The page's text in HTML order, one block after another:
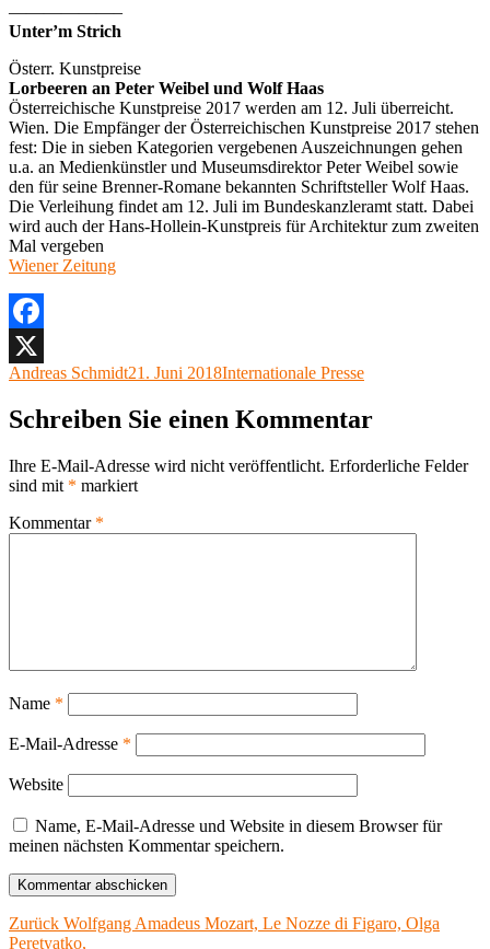
——————–
Unter’m Strich
Österr. Kunstpreise
Lorbeeren an Peter Weibel und Wolf Haas
Österreichische Kunstpreise 2017 werden am 12. Juli überreicht.
Wien. Die Empfänger der Österreichischen Kunstpreise 2017 stehen
fest: Die in sieben Kategorien vergebenen Auszeichnungen gehen
u.a. an Medienkünstler und Museumsdirektor Peter Weibel sowie
den für seine Brenner-Romane bekannten Schriftsteller Wolf Haas.
Die Verleihung findet am 12. Juli im Bundeskanzleramt statt. Dabei
wird auch der Hans-Hollein-Kunstpreis für Architektur zum zweiten
Mal vergeben
Wiener Zeitung
Facebook
X
Autor
Andreas SchmidtVeröffentlicht
21. Juni 2018Kategorien
Internationale Presse
Schreiben Sie einen Kommentar
Ihre E-Mail-Adresse wird nicht veröffentlicht. Erforderliche Felder
sind mit * markiert
Kommentar *
Name *
E-Mail-Adresse *
Website
Name, E-Mail-Adresse und Website in diesem Browser für
meinen nächsten Kommentar speichern.
Beitragsnavigation
Zurück Vorheriger
Beitrag:
Wolfgang Amadeus Mozart, Le Nozze di Figaro, Olga
Peretyatko,